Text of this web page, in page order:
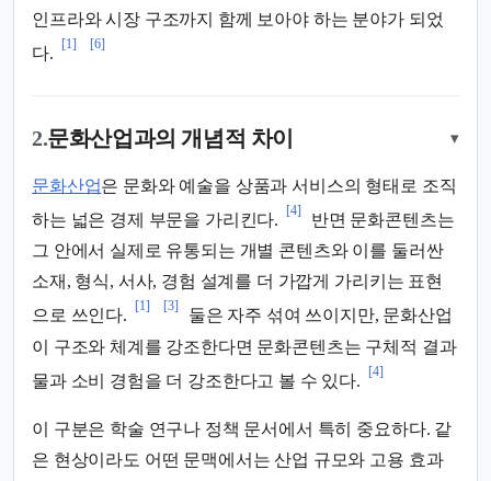
인프라와 시장 구조까지 함께 보아야 하는 분야가 되었
다.
[1] [6]
2.문화산업과의 개념적 차이 ▾
문화산업은 문화와 예술을 상품과 서비스의 형태로 조직
하는 넓은 경제 부문을 가리킨다.
[4]
반면 문화콘텐츠는
그 안에서 실제로 유통되는 개별 콘텐츠와 이를 둘러싼
소재, 형식, 서사, 경험 설계를 더 가깝게 가리키는 표현
으로 쓰인다.
[1] [3]
둘은 자주 섞여 쓰이지만, 문화산업
이 구조와 체계를 강조한다면 문화콘텐츠는 구체적 결과
물과 소비 경험을 더 강조한다고 볼 수 있다.
[4]
이 구분은 학술 연구나 정책 문서에서 특히 중요하다. 같
은 현상이라도 어떤 문맥에서는 산업 규모와 고용 효과